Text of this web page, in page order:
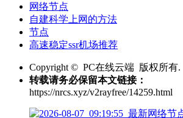
网络节点
自建科学上网的方法
节点
高速稳定ssr机场推荐
Copyright © PC在线云端 版权所有.
转载请务必保留本文链接：
https://nrcs.xyz/v2rayfree/14259.html